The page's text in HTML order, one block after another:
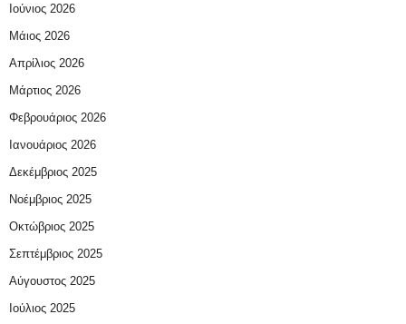
Ιούνιος 2026
Μάιος 2026
Απρίλιος 2026
Μάρτιος 2026
Φεβρουάριος 2026
Ιανουάριος 2026
Δεκέμβριος 2025
Νοέμβριος 2025
Οκτώβριος 2025
Σεπτέμβριος 2025
Αύγουστος 2025
Ιούλιος 2025